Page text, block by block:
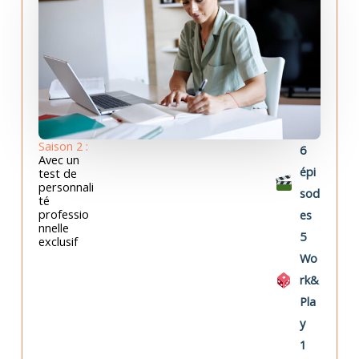
Saison 2 :
Avec un
test de
personnali
té
professio
nnelle
exclusif
6
épi
sod
es
5
Wo
rk&
Pla
y
1